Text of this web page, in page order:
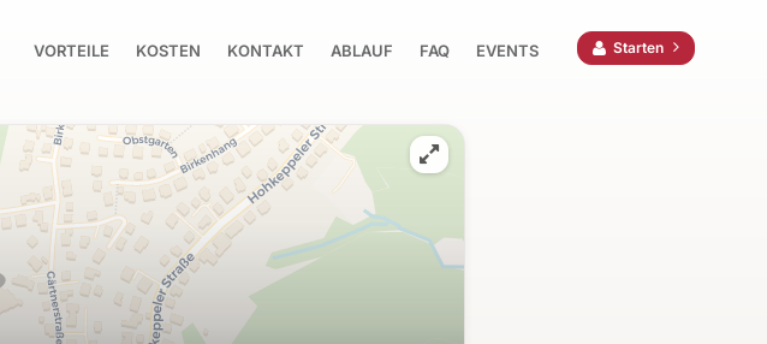
VORTEILE KOSTEN KONTAKT ABLAUF FAQ EVENTS Starten